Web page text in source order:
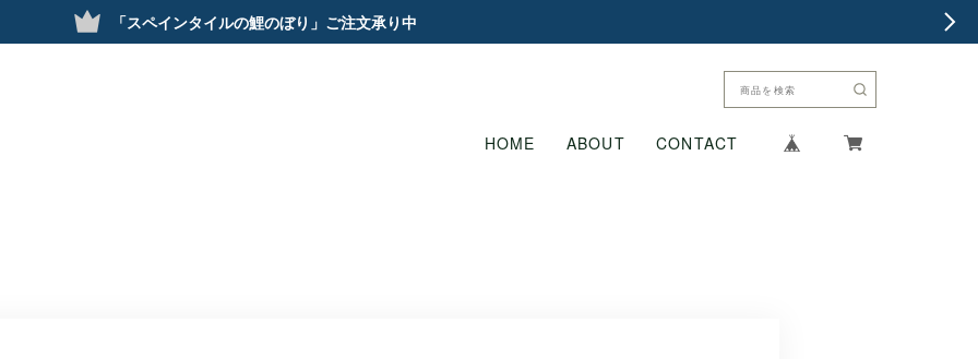
「スペインタイルの鯉のぼり」ご注文承り中
HOME ABOUT CONTACT